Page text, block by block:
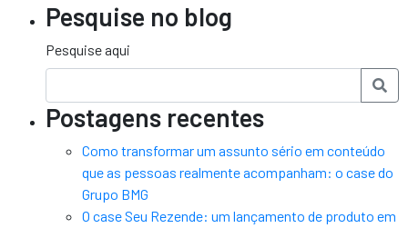
Pesquise no blog
Pesquise aqui
Postagens recentes
Como transformar um assunto sério em conteúdo
que as pessoas realmente acompanham: o case do
Grupo BMG
O case Seu Rezende: um lançamento de produto em